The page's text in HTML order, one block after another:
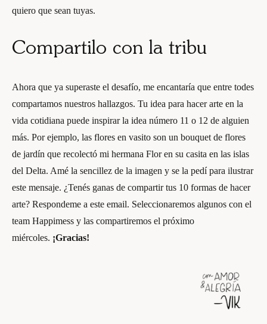
quiero que sean tuyas.
Compartilo con la tribu
Ahora que ya superaste el desafío, me encantaría que entre todes
compartamos nuestros hallazgos. Tu idea para hacer arte en la
vida cotidiana puede inspirar la idea número 11 o 12 de alguien
más. Por ejemplo, las flores en vasito son un bouquet de flores
de jardín que recolectó mi hermana Flor en su casita en las islas
del Delta. Amé la sencillez de la imagen y se la pedí para ilustrar
este mensaje. ¿Tenés ganas de compartir tus 10 formas de hacer
arte? Respondeme a este email. Seleccionaremos algunos con el
team Happimess y las compartiremos el próximo
miércoles. ¡Gracias!